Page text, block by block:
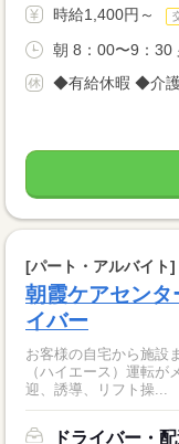
時給1,400円～
朝 8：00〜9：30
◆有給休暇 ◆介
[パート・アルバイト]
朝霞ケアセンタ
イバー
お客様の自宅から施設
（ハイエース）運転
迎、誘導、リフト操...
ドライバー・